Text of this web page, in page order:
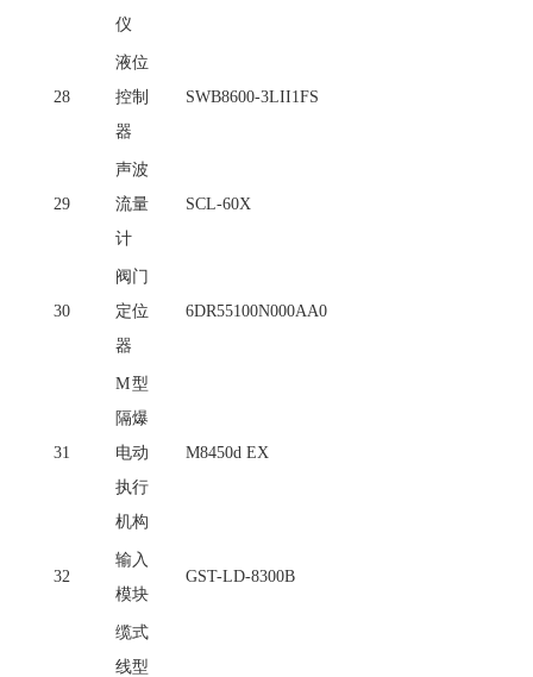
仪
28
液位
控制
器
SWB8600-3LII1FS
29
声波
流量
计
SCL-60X
30
阀门
定位
器
6DR55100N000AA0
31
M型
隔爆
电动
执行
机构
M8450d EX
32
输入
模块
GST-LD-8300B
缆式
线型